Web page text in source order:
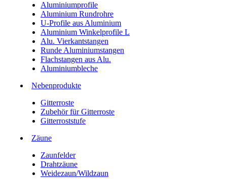
Aluminiumprofile
Aluminium Rundrohre
U-Profile aus Aluminium
Aluminium Winkelprofile L
Alu. Vierkantstangen
Runde Aluminiumstangen
Flachstangen aus Alu.
Aluminiumbleche
Nebenprodukte
Gitterroste
Zubehör für Gitterroste
Gitterroststufe
Zäune
Zaunfelder
Drahtzäune
Weidezaun/Wildzaun